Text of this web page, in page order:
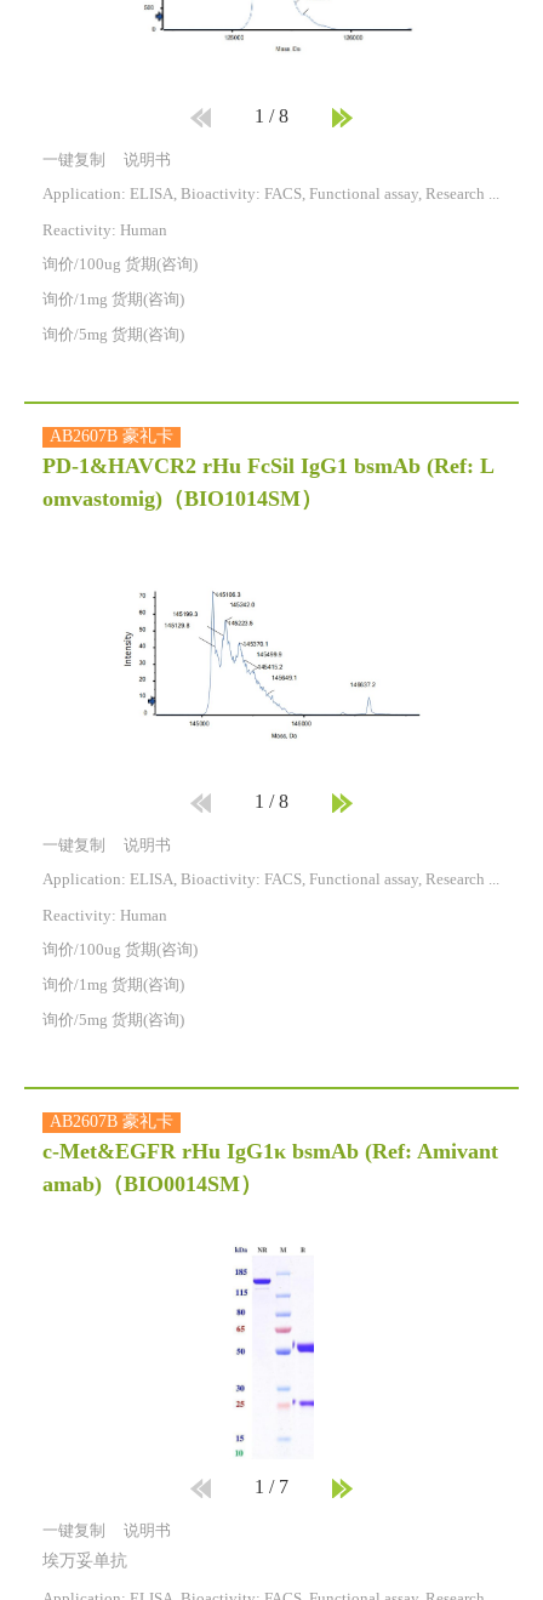
1 /8
一键复制
说明书
Application: ELISA, Bioactivity: FACS, Functional assay, Research in vivo
Reactivity: Human
询价/100ug 货期(咨询)
询价/1mg 货期(咨询)
询价/5mg 货期(咨询)
AB2607B 豪礼卡
PD-1&HAVCR2 rHu FcSil IgG1 bsmAb (Ref: L
omvastomig) （BIO1014SM）
1 /8
一键复制
说明书
Application: ELISA, Bioactivity: FACS, Functional assay, Research in vivo
Reactivity: Human
询价/100ug 货期(咨询)
询价/1mg 货期(咨询)
询价/5mg 货期(咨询)
AB2607B 豪礼卡
c-Met&EGFR rHu IgG1κ bsmAb (Ref: Amivant
amab) （BIO0014SM）
1 / 7
一键复制 说明书
埃万妥单抗